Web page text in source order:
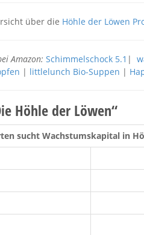
über die Höhle der Löwen
Amazon: Schimmelschock 5.1 |
| littlelunch Bio-Suppen |
Höhle der Löwen“
sucht Wachstumskapital in